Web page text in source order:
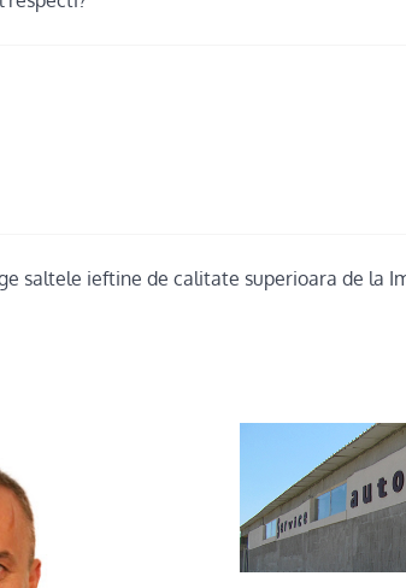
saltele ieftine de calitate superioara de la